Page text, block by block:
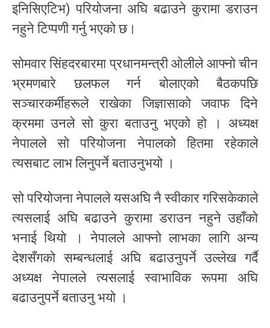
इनिसिएटिभ) परियोजना अघि बढाउने कुरामा डराउन
नहुने टिप्पणी गर्नु भएको छ।
सोमवार सिंहदरबारमा प्रधानमन्त्री ओलीले आफ्नो चीन
भ्रमणबारे छलफल गर्न बोलाएको बैठकपछि
सञ्चारकर्मीहरूले राखेका जिज्ञासाको जवाफ दिने
क्रममा उनले सो कुरा बताउनु भएको हो । अध्यक्ष
नेपालले सो परियोजना नेपालको हितमा रहेकाले
त्यसबाट लाभ लिनुपर्ने बताउनुभयो ।
सो परियोजना नेपालले यसअघि नै स्वीकार गरिसकेकाले
त्यसलाई अघि बढाउने कुरामा डराउन नहुने उहाँको
भनाई थियो । नेपालले आफ्नो लाभका लागि अन्य
देशसँगको सम्बन्धलाई अघि बढाउनुपर्ने उल्लेख गर्दै
अध्यक्ष नेपालले त्यसलाई स्वाभाविक रूपमा अघि
बढाउनुपर्ने बताउनु भयो ।